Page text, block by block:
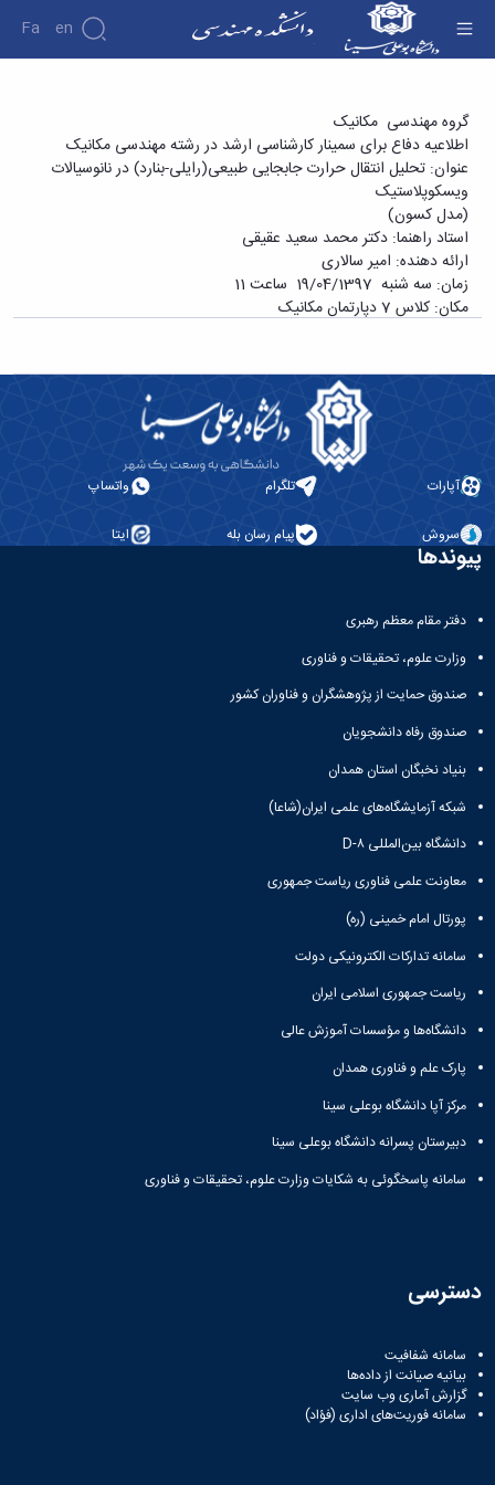
Fa En
دانشکده
درباره
دانشکده
تاریخچه
ریاست
دانشکده
آلبوم
عکس
اطلاعات
تماس
معاونت
معاونت
تکمیلی
پژوهش
نشریات
دفاع برای سمینار کارشناسی ارشد در رشته مهندسی
مکانیک آقای امیر سالاری با عنوان «تحلیل انتقال
حرارت جابجایی طبیعی(رایلی-بنارد) در نانوسیالات
ویسکوپلاستیک (مدل کسون)» - دانشکده فنی و
مهندسی
گروه مهندسی مکانیک
اطلاعیه دفاع برای سمینار کارشناسی ارشد در رشته مهندسی مکانیک
عنوان: تحلیل انتقال حرارت جابجایی طبیعی(رایلی-بنارد) در نانوسیالات
ویسکوپلاستیک
(مدل کسون)
استاد راهنما: دکتر محمد سعید عقیقی
ارائه دهنده‌: امیر سالاری
زمان: سه شنبه 19/04/1397 ساعت 11
مکان: کلاس 7 دپارتمان مکانیک
آپارات تلگرام واتساپ
سروش پیام رسان بله ایتا
پیوندها
دفتر مقام معظم رهبری
وزارت علوم، تحقیقات و فناوری
صندوق حمایت از پژوهشگران و فناوران کشور
صندوق رفاه دانشجویان
بنیاد نخبگان استان همدان
شبکه آزمایشگاه‌های علمی ایران(شاعا)
دانشگاه بین‌المللی D-۸
معاونت علمی فناوری ریاست جمهوری
پورتال امام خمینی (ره)
سامانه تدارکات الکترونیکی دولت
ریاست جمهوری اسلامی ایران
دانشگاه‌ها و مؤسسات آموزش عالی
پارک علم و فناوری همدان
مرکز آپا دانشگاه بوعلی سینا
دبیرستان پسرانه دانشگاه بوعلی سینا
سامانه پاسخگوئی به شکایات وزارت علوم، تحقیقات و فناوری
دسترسی
سامانه شفافیت
بیانیه صیانت از داده‌ها
گزارش آماری وب‌ سایت
سامانه فوریت‌های اداری (فؤاد)